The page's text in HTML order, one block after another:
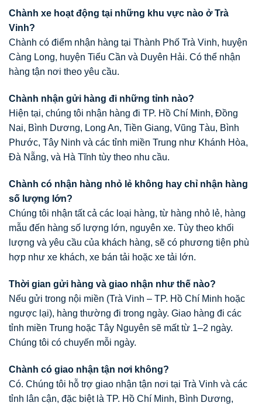
Chành xe hoạt động tại những khu vực nào ở Trà
Vinh?
Chành có điểm nhận hàng tại Thành Phố Trà Vinh, huyện
Càng Long, huyện Tiểu Cần và Duyên Hải. Có thể nhận
hàng tận nơi theo yêu cầu.
Chành nhận gửi hàng đi những tỉnh nào?
Hiện tại, chúng tôi nhận hàng đi TP. Hồ Chí Minh, Đồng
Nai, Bình Dương, Long An, Tiền Giang, Vũng Tàu, Bình
Phước, Tây Ninh và các tỉnh miền Trung như Khánh Hòa,
Đà Nẵng, và Hà Tĩnh tùy theo nhu cầu.
Chành có nhận hàng nhỏ lẻ không hay chỉ nhận hàng
số lượng lớn?
Chúng tôi nhận tất cả các loại hàng, từ hàng nhỏ lẻ, hàng
mẫu đến hàng số lượng lớn, nguyên xe. Tùy theo khối
lượng và yêu cầu của khách hàng, sẽ có phương tiện phù
hợp như xe khách, xe bán tải hoặc xe tải lớn.
Thời gian gửi hàng và giao nhận như thế nào?
Nếu gửi trong nội miền (Trà Vinh – TP. Hồ Chí Minh hoặc
ngược lại), hàng thường đi trong ngày. Giao hàng đi các
tỉnh miền Trung hoặc Tây Nguyên sẽ mất từ 1–2 ngày.
Chúng tôi có chuyến mỗi ngày.
Chành có giao nhận tận nơi không?
Có. Chúng tôi hỗ trợ giao nhận tận nơi tại Trà Vinh và các
tỉnh lân cận, đặc biệt là TP. Hồ Chí Minh, Bình Dương,